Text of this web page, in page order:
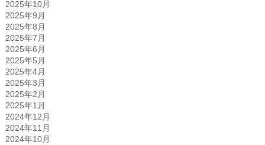
2025年10月
2025年9月
2025年8月
2025年7月
2025年6月
2025年5月
2025年4月
2025年3月
2025年2月
2025年1月
2024年12月
2024年11月
2024年10月